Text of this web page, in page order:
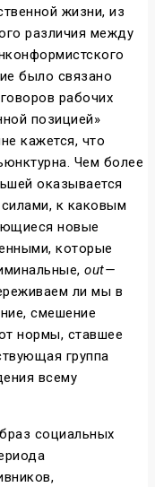
жизни, из
различия между
было связано
рабочих
позицией»
кажется, что
Чем более
оказывается
к каковым
новые
которые
out—
ли мы в
смешение
нормы, ставшее
группа
всему
социальных